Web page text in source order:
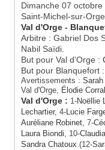
Dimanche 07
Saint-Michel-sur-
Val d'Orge -
Arbitre : Gabriel Dos
Nabil Saïdi.
But pour Val d'Orge :
But pour Blanquefort :
Avertissements :
Val d'Orge, Élodie Corral
Val d'Orge : 1-Noëllie
Lechartier, 4-Lucie
Auréliane Robinet, 7-
Laura Biondi, 10-
Sandra Chatoux (12-